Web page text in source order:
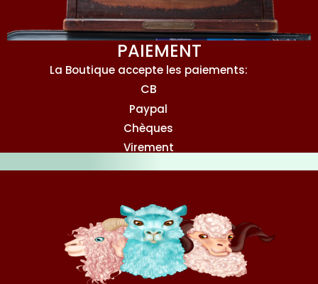
PAIEMENT
La Boutique accepte les paiements:
CB
Paypal
Chèques
Virement